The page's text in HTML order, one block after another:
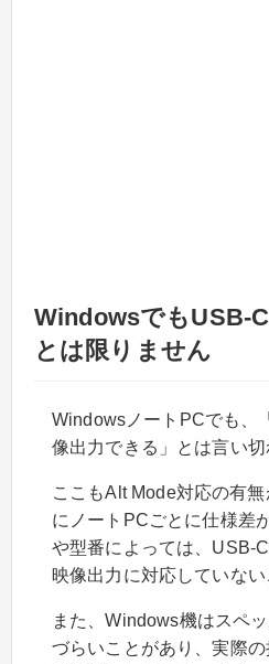
WindowsでもUSB-
とは限りません
WindowsノートPCでも、
像出力できる」とは言い切
ここもAlt Mode対応の有
にノートPCごとに仕様差
や型番によっては、USB-
映像出力に対応していない
また、Windows機はスペ
づらいことがあり、実際